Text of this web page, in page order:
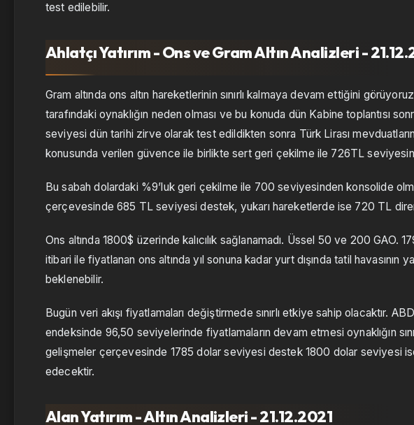
test edilebilir.
Ahlatçı Yatırım - Ons ve Gram Altın Analizleri -
Gram altında ons altın hareketlerinin sınırlı kalmaya devam ettiğini
tarafındaki oynaklığın neden olması ve bu konuda dün Kabine toplantısı
seviyesi dün tarihi zirve olarak test edildikten sonra Türk Lirası
konusunda verilen güvence ile birlikte sert geri çekilme ile 726TL
Bu sabah dolardaki %9’luk geri çekilme ile 700 seviyesinden konsolide
çerçevesinde 685 TL seviyesi destek, yukarı hareketlerde ise 720 TL
Ons altında 1800$ üzerinde kalıcılık sağlanamadı. Üssel 50 ve 200 GAO.
itibari ile fiyatlanan ons altında yıl sonuna kadar yurt dışında tatil havasının
beklenebilir.
Bugün veri akışı fiyatlamaları değiştirmede sınırlı etkiye sahip olacaktır.
endeksinde 96,50 seviyelerinde fiyatlamaların devam etmesi oynaklığın
gelişmeler çerçevesinde 1785 dolar seviyesi destek 1800 dolar seviyesi
edecektir.
Alan Yatırım - Altın Analizleri - 21.12.2021